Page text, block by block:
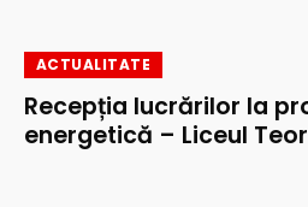
ACTUALITATE
Recepția lucrărilor la
energetică – Liceul